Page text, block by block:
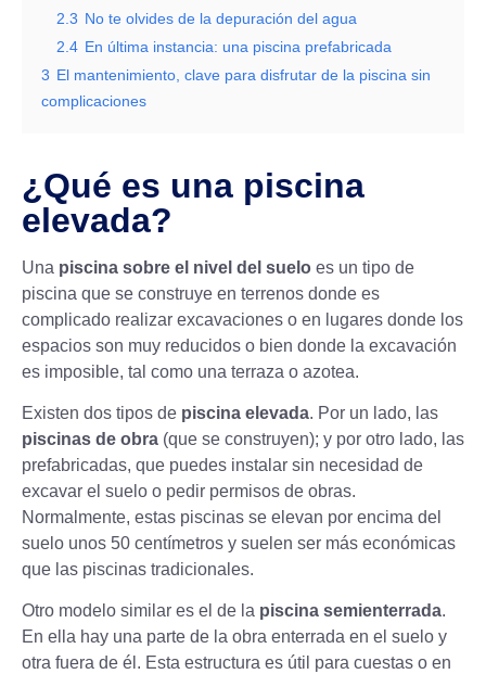
2.3 No te olvides de la depuración del agua
2.4 En última instancia: una piscina prefabricada
3 El mantenimiento, clave para disfrutar de la piscina sin
complicaciones
¿Qué es una piscina
elevada?
Una piscina sobre el nivel del suelo es un tipo de
piscina que se construye en terrenos donde es
complicado realizar excavaciones o en lugares donde los
espacios son muy reducidos o bien donde la excavación
es imposible, tal como una terraza o azotea.
Existen dos tipos de piscina elevada. Por un lado, las
piscinas de obra (que se construyen); y por otro lado, las
prefabricadas, que puedes instalar sin necesidad de
excavar el suelo o pedir permisos de obras.
Normalmente, estas piscinas se elevan por encima del
suelo unos 50 centímetros y suelen ser más económicas
que las piscinas tradicionales.
Otro modelo similar es el de la piscina semienterrada.
En ella hay una parte de la obra enterrada en el suelo y
otra fuera de él. Esta estructura es útil para cuestas o en